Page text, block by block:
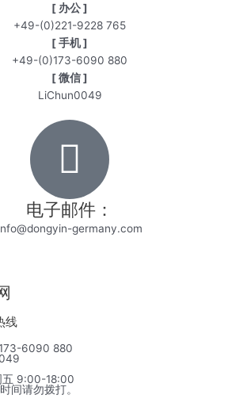
[ 办公 ]
+49-(0)221-9228 765
[ 手机 ]
+49-(0)173-6090 880
[ 微信 ]
LiChun0049
电子邮件：
germany.com
线
6090 880
五 9:00-18:00
间请勿拨打。